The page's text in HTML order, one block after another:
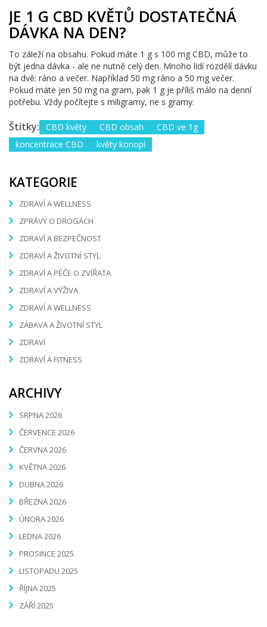
JE 1 G CBD KVĚTŮ DOSTATEČNÁ
DÁVKA NA DEN?
To záleží na obsahu. Pokud máte 1 g s 100 mg CBD, může to
být jedna dávka - ale ne nutně celý den. Mnoho lidí rozdělí dávku
na dvě: ráno a večer. Například 50 mg ráno a 50 mg večer.
Pokud máte jen 50 mg na gram, pak 1 g je příliš málo na denní
potřebu. Vždy počítejte s miligramy, ne s gramy.
Štítky: CBD květy CBD obsah
CBD ve 1g
koncentrace CBD
květy konopí
KATEGORIE
ZDRAVÍ A WELLNESS
ZPRÁVY O DROGÁCH
ZDRAVÍ A BEZPEČNOST
ZDRAVÍ A ŽIVOTNÍ STYL
ZDRAVÍ A PÉČE O ZVÍŘATA
ZDRAVÍ A VÝŽIVA
ZDRAVÍ A WELLNESS
ZÁBAVA A ŽIVOTNÍ STYL
ZDRAVÍ
ZDRAVÍ A FITNESS
ARCHIVY
SRPNA 2026
ČERVENCE 2026
ČERVNA 2026
KVĚTNA 2026
DUBNA 2026
BŘEZNA 2026
ÚNORA 2026
LEDNA 2026
PROSINCE 2025
LISTOPADU 2025
ŘÍJNA 2025
ZÁŘÍ 2025